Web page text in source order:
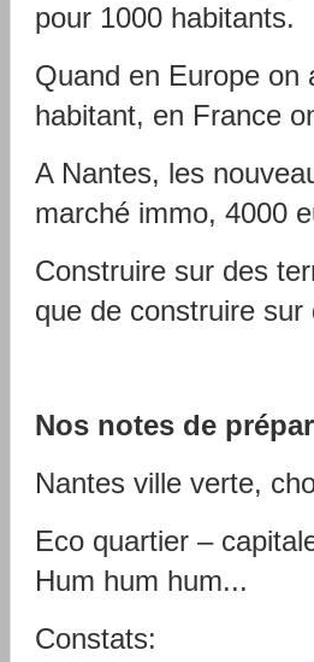
pour 1000 habitants.
Quand en Europe on
habitant, en France
A Nantes, les
marché immo, 4000
Construire sur des
que de construire sur
Nos notes de
Nantes ville verte,
Eco quartier –
Hum hum hum...
Constats: